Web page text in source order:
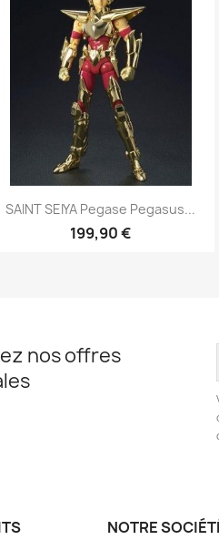
Aperçu rapide
SAINT SEIYA Pegase Pegasus...
199,90 €
nos offres
NOTRE